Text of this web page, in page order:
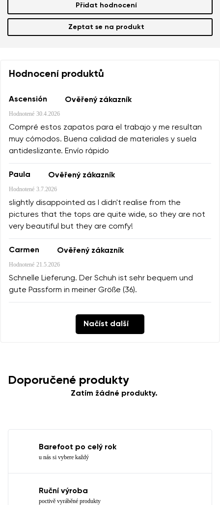
Přidat hodnocení
Zeptat se na produkt
Hodnocení produktů
Ascensión Ověřený zákazník
Hodnotené 30.4.2026
Compré estos zapatos para el trabajo y me resultan
muy cómodos. Buena calidad de materiales y suela
antideslizante. Envío rápido
Paula Ověřený zákazník
Hodnotené 3.7.2026
slightly disappointed as I didn't realise from the
pictures that the tops are quite wide, so they are not
very beautiful but they are comfy!
Carmen Ověřený zákazník
Hodnotené 21.5.2026
Schnelle Lieferung. Der Schuh ist sehr bequem und
gute Passform in meiner Größe (36).
Načíst další
Doporučené produkty
Zatím žádné produkty.
Barefoot po celý rok
u nás si vybere každý
Ruční výroba
poctivě vyráběné produkty